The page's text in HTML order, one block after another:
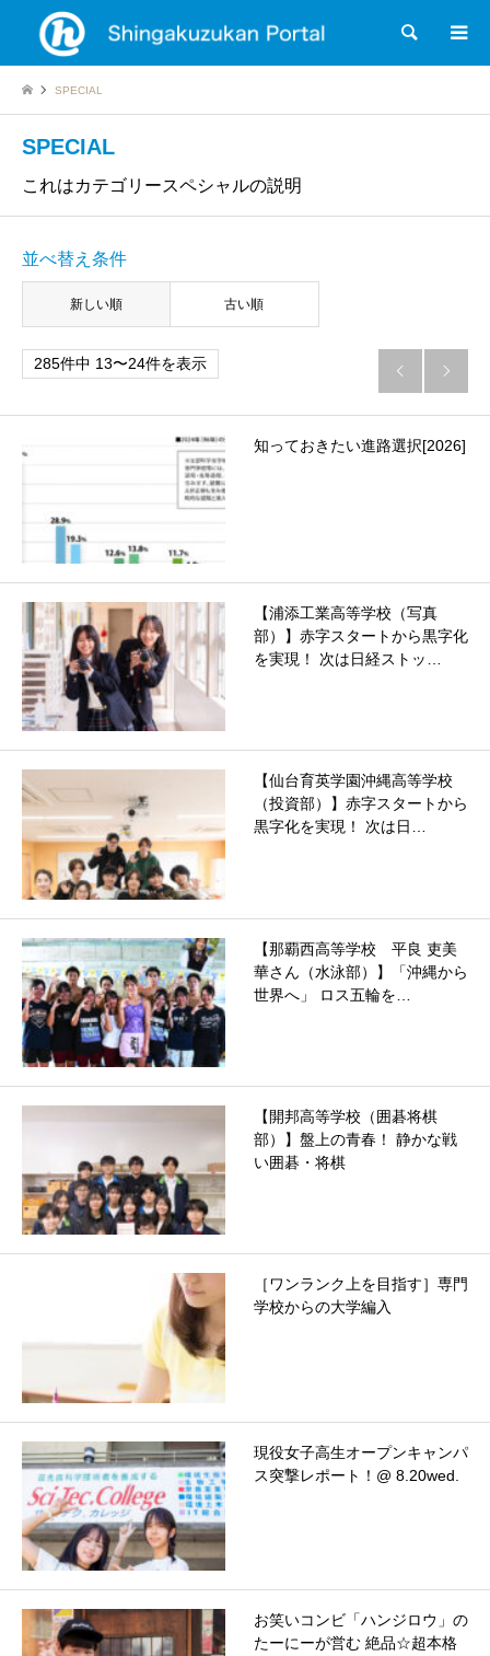
検索
SPECIAL
SPECIAL
これはカテゴリースペシャルの説明
並べ替え条件
新しい順 古い順
285件中 13〜24件を表示  
知っておきたい進路選択[2026]
【浦添工業高等学校（写真
部）】赤字スタートから黒字化
を実現！ 次は日経ストッ…
【仙台育英学園沖縄高等学校
（投資部）】赤字スタートから
黒字化を実現！ 次は日…
【那覇西高等学校 平良 吏美
華さん（水泳部）】「沖縄から
世界へ」 ロス五輪を…
【開邦⾼等学校（囲碁将棋
部）】盤上の⻘春！ 静かな戦
い囲碁・将棋
［ワンランク上を目指す］専門
学校からの大学編入
現役女子高生オープンキャンパ
ス突撃レポート！@ 8.20wed.
お笑いコンビ「ハンジロウ」の
たーにーが営む 絶品☆超本格